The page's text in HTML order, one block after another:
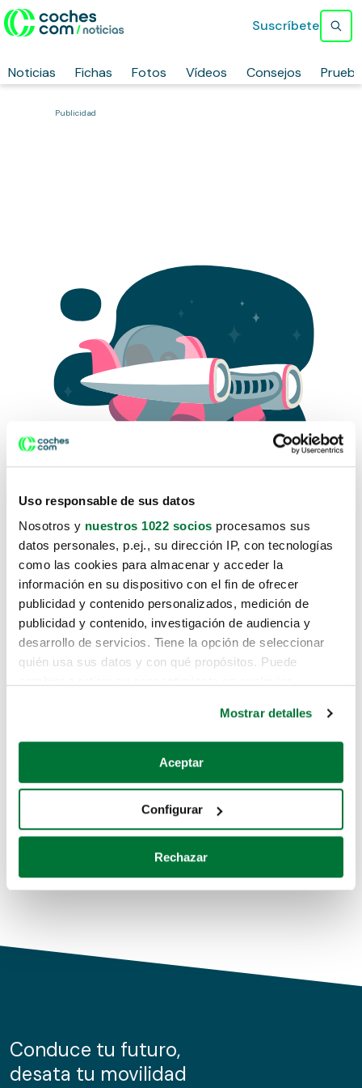
Uso responsable de sus datos
Nosotros y nuestros 1022 socios procesamos sus
datos personales, p.ej., su dirección IP, con tecnologías
como las cookies para almacenar y acceder la
información en su dispositivo con el fin de ofrecer
publicidad y contenido personalizados, medición de
publicidad y contenido, investigación de audiencia y
desarrollo de servicios. Tiene la opción de seleccionar
quién usa sus datos y con qué propósitos. Puede
Si lo permite, también quisiéramos:
Recopilar información sobre su ubicación geográfica
Identificar su dispositivo analizándolo activamente
para buscar características específicas (huellas
Obtenga más información sobre cómo se procesan sus
de cookies.
información sobre el uso que haga del sitio web con
nuestros partners de redes sociales, publicidad y análisis
Mostrar detalles
Aceptar
Configurar
Rechazar
Noticias Fichas Fotos Vídeos Consejos
Suscríbete
Publicidad
Lo sentimos, no sabemos como
te hemos traido hasta aquí.
Pero puedes encontrar el coche que estás
buscando en alguno de estos enlaces:
Coches de segunda mano
Coches de km0
Conduce tu futuro,
desata tu movilidad